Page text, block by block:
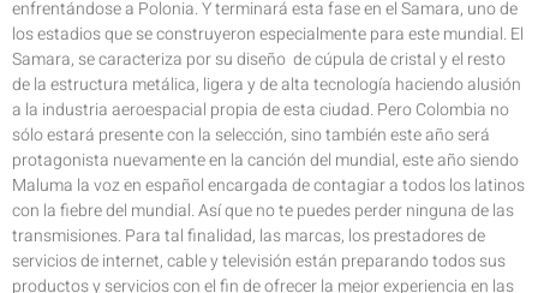
enfrentándose a Polonia. Y terminará esta fase en el Samara, uno de
los estadios que se construyeron especialmente para este mundial. El
Samara, se caracteriza por su diseño de cúpula de cristal y el resto
de la estructura metálica, ligera y de alta tecnología haciendo alusión
a la industria aeroespacial propia de esta ciudad. Pero Colombia no
sólo estará presente con la selección, sino también este año será
protagonista nuevamente en la canción del mundial, este año siendo
Maluma la voz en español encargada de contagiar a todos los latinos
con la fiebre del mundial. Así que no te puedes perder ninguna de las
transmisiones. Para tal finalidad, las marcas, los prestadores de
servicios de internet, cable y televisión están preparando todos sus
productos y servicios con el fin de ofrecer la mejor experiencia en las